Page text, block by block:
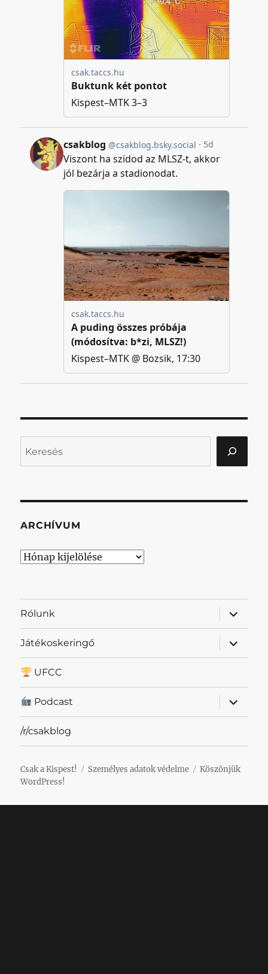
ARCHÍVUM
Archívum
Rólunk
almenü
Játékoskeringő
almenü
UFCC
Podcast
almenü
/r/csakblog
Csak a Kispest! Személyes adatok védelme
Köszönjük
WordPress!